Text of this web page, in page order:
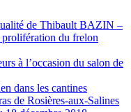
de Thibault BAZIN –
du frelon
à l’occasion du salon de
dans les cantines
de Rosières-aux-Salines